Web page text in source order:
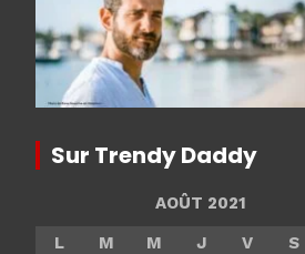
Sur Trendy Daddy
AOÛT 2021
L
M M J V S